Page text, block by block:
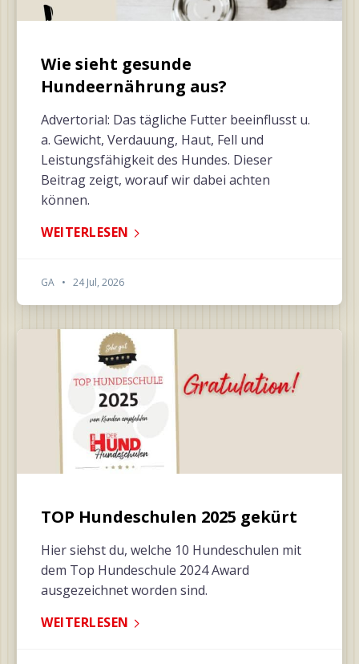
Wie sieht gesunde
Hundeernährung aus?
Advertorial: Das tägliche Futter beeinflusst u.
a. Gewicht, Verdauung, Haut, Fell und
Leistungsfähigkeit des Hundes. Dieser
Beitrag zeigt, worauf wir dabei achten
können.
WEITERLESEN
GA • 24 Jul, 2026
TOP Hundeschulen 2025 gekürt
Hier siehst du, welche 10 Hundeschulen mit
dem Top Hundeschule 2024 Award
ausgezeichnet worden sind.
WEITERLESEN